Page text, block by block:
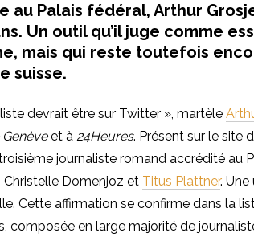
au Palais fédéral, Arthur
Un outil qu’il juge comme
mais qui reste toutefois
suisse.
devrait être sur Twitter », martèle
et à 24Heures. Présent sur le site
journaliste romand accrédité au
Christelle Domenjoz et Titus Plattner. Une
Cette affirmation se confirme dans la
composée en large majorité de